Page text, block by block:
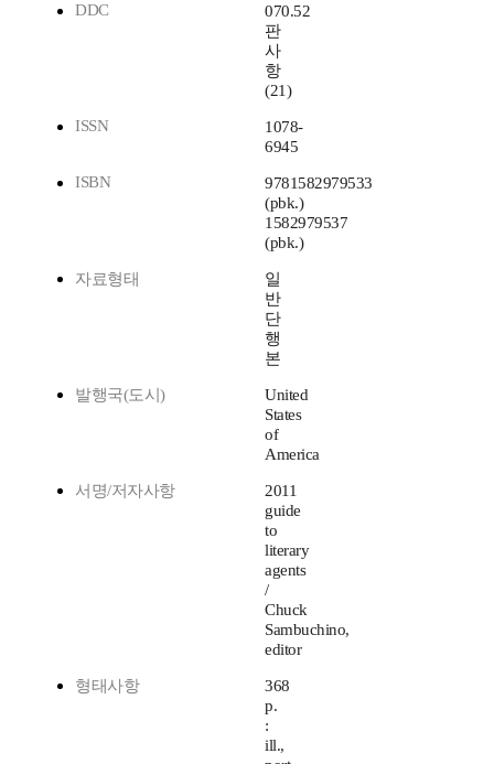
DDC
070.52
판
사
항
(21)
ISSN
1078-
6945
ISBN
9781582979533
(pbk.)
1582979537
(pbk.)
자료형태
일
반
단
행
본
발행국(도시)
United
States
of
America
서명/저자사항
2011
guide
to
literary
agents
/
Chuck
Sambuchino,
editor
형태사항
368
p.
:
ill.,